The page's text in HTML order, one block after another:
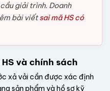
giải trình. Doanh
bài viếtsai mã HS có
và chính sách
xả vải cần được xác định
sản phẩm và hồ sơ kỹ